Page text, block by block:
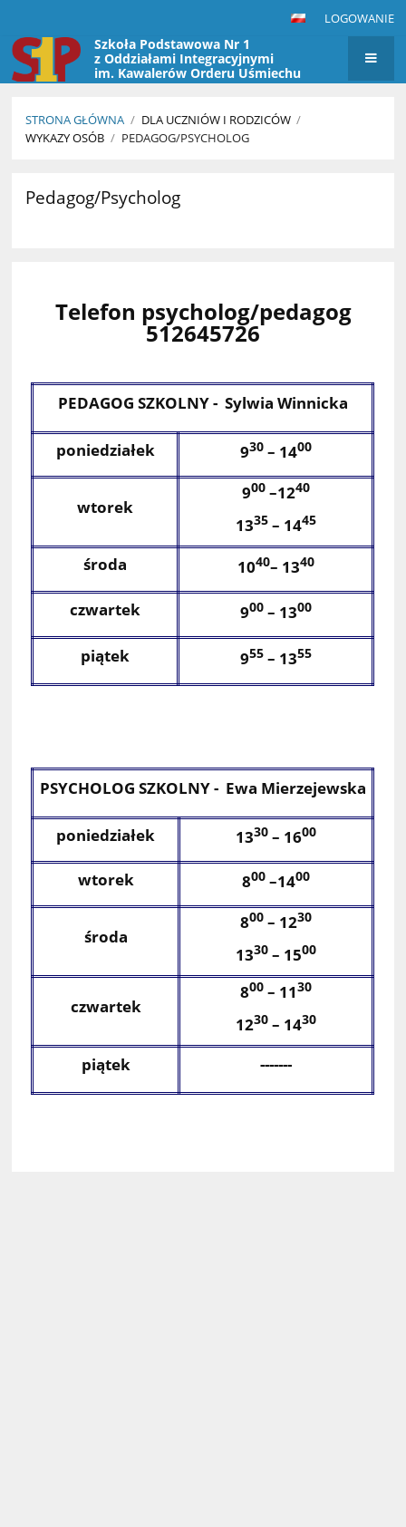
LOGOWANIE
Szkoła Podstawowa Nr 1
z Oddziałami Integracyjnymi
im. Kawalerów Orderu Uśmiechu
w Przasnyszu
STRONA GŁÓWNA / DLA UCZNIÓW I RODZICÓW /
WYKAZY OSÓB / PEDAGOG/PSYCHOLOG
Pedagog/Psycholog
Pedagog/Psycholog
Telefon psycholog/pedagog
512645726
PEDAGOG SZKOLNY - Sylwia Winnicka
poniedziałek 930 – 1400
wtorek
900 –1240
1335 – 1445
środa 1040– 1340
czwartek 900 – 1300
piątek 955 – 1355
PSYCHOLOG SZKOLNY - Ewa Mierzejewska
poniedziałek 1330 – 1600
wtorek 800 –1400
środa
800 – 1230
1330 – 1500
czwartek
800 – 1130
1230 – 1430
piątek -------